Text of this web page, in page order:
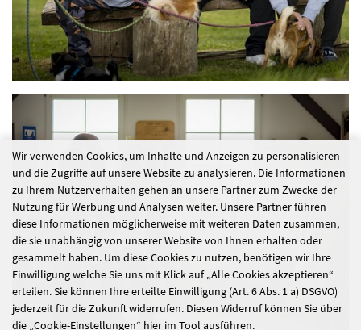
Wir verwenden Cookies, um Inhalte und Anzeigen zu personalisieren
und die Zugriffe auf unsere Website zu analysieren. Die Informationen
zu Ihrem Nutzerverhalten gehen an unsere Partner zum Zwecke der
Nutzung für Werbung und Analysen weiter. Unsere Partner führen
diese Informationen möglicherweise mit weiteren Daten zusammen,
die sie unabhängig von unserer Website von Ihnen erhalten oder
gesammelt haben. Um diese Cookies zu nutzen, benötigen wir Ihre
Einwilligung welche Sie uns mit Klick auf „Alle Cookies akzeptieren“
erteilen. Sie können Ihre erteilte Einwilligung (Art. 6 Abs. 1 a) DSGVO)
jederzeit für die Zukunft widerrufen. Diesen Widerruf können Sie über
die „Cookie-Einstellungen“ hier im Tool ausführen.